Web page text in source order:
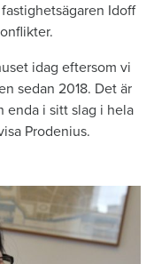
Idoff
idag eftersom vi
sedan 2018. Det är
enda i sitt slag i hela
Prodenius.